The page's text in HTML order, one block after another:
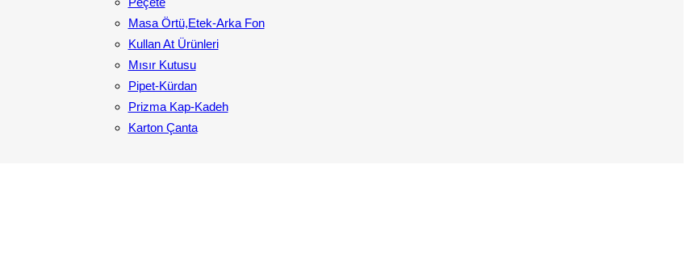
Masa Örtü,Etek-Arka Fon
Kullan At Ürünleri
Mısır Kutusu
Pipet-Kürdan
Prizma Kap-Kadeh
Karton Çanta